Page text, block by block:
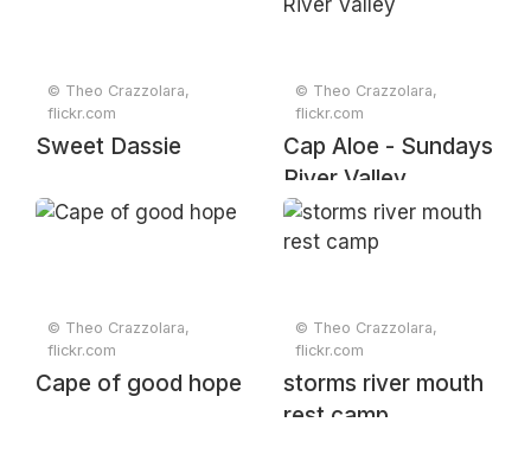
© Theo Crazzolara,
flickr.com
Sweet Dassie
© Theo Crazzolara,
flickr.com
Cap Aloe - Sundays
River Valley
© Theo Crazzolara,
flickr.com
Cape of good hope
© Theo Crazzolara,
flickr.com
storms river mouth
rest camp